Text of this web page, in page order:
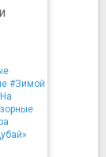
#Зимой